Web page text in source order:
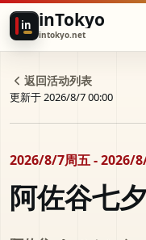
in inTokyo
intokyo.net
返回活动列表
更新于 2026/8/7 00:00
2026/8/7周五 - 2026/
阿佐谷七